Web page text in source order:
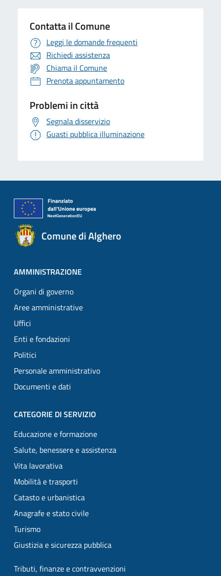
Contatta il Comune
Leggi le domande frequenti
Richiedi assistenza
Chiama il Comune
Prenota appuntamento
Problemi in città
Segnala disservizio
Guasti pubblica illuminazione
Comune di Alghero
AMMINISTRAZIONE
Organi di governo
Aree amministrative
Uffici
Enti e fondazioni
Politici
Personale amministrativo
Documenti e dati
CATEGORIE DI SERVIZIO
Educazione e formazione
Salute, benessere e assistenza
Vita lavorativa
Mobilità e trasporti
Catasto e urbanistica
Anagrafe e stato civile
Turismo
Giustizia e sicurezza pubblica
Tributi, finanze e contravvenzioni